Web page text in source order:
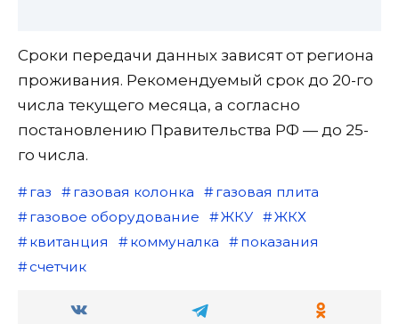
Сроки передачи данных зависят от региона
проживания. Рекомендуемый срок до 20-го
числа текущего месяца, а согласно
постановлению Правительства РФ — до 25-
го числа.
газ газовая колонка
газовая плита
газовое оборудование
ЖКУ
ЖКХ
квитанция
коммуналка
показания
счетчик